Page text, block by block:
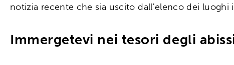
notizia recente che sia uscito dall'elenco dei luoghi
Immergetevi nei tesori degli